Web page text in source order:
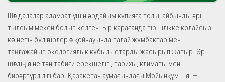
Шөл далалар адамзат үшін әрдайым құпияға толы, айбынды әрі
тылсым мекен болып келген. Бір қарағанда тіршілікке қолайсыз
көрінетін бұл өңірлер өз қойнауында талай жұмбақтар мен
таңғажайып экологиялық құбылыстарды жасырып жатыр. Әр
шөлдің өзіне тән табиғи ерекшелігі, тарихы, климаты мен
биоәртүрлілігі бар. Қазақстан аумағындағы Мойынқұм шөлі —